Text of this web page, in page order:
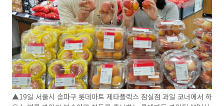
▲19일 서울시 송파구 롯데마트 제타플렉스 잠실점 과일 코너에서 하